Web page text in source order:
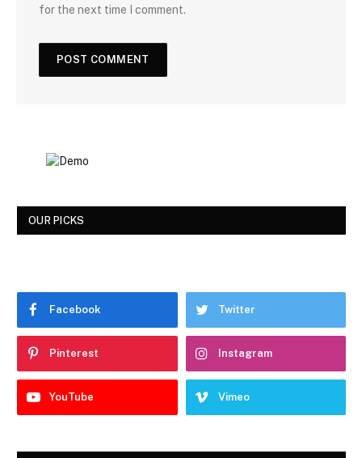
for the next time I comment.
OUR PICKS
Facebook Twitter
Pinterest Instagram
YouTube Vimeo